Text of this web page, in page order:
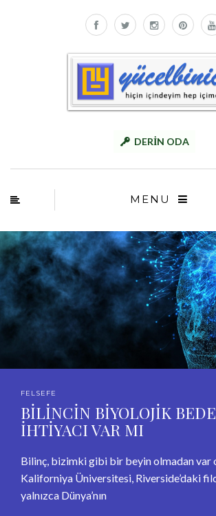
DERİN ODA
MENU
FELSEFE
BİLİNCİN BİYOLOJİK
İHTİYACI VAR MI
Bilinç, bizimki gibi bir beyin olmadan var
Kaliforniya Üniversitesi, Riverside’daki
yalnızca Dünya’nın